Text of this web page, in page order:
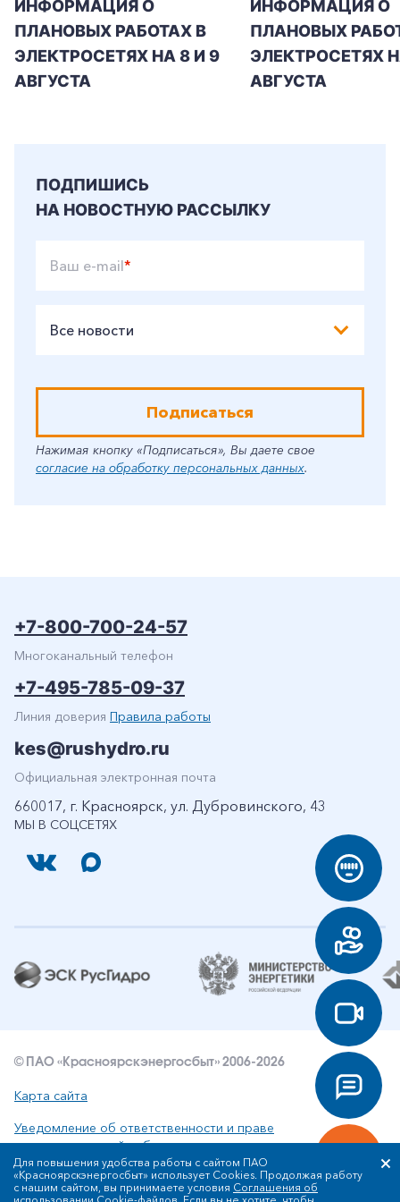
ИНФОРМАЦИЯ О
ПЛАНОВЫХ РАБОТАХ В
ЭЛЕКТРОСЕТЯХ НА 8 И 9
АВГУСТА
ИНФОРМАЦИЯ О
ПЛАНОВЫХ
ЭЛЕКТРОСЕТЯХ
АВГУСТА
ПОДПИШИСЬ
НА НОВОСТНУЮ РАССЫЛКУ
Ваш e-mail*
Все новости
Подписаться
Нажимая кнопку «Подписаться», Вы даете свое
согласие на обработку персональных данных.
МЫ В СОЦСЕТЯХ
+7-800-700-24-57
Многоканальный телефон
+7-495-785-09-37
Линия доверия Правила работы
kes@rushydro.ru
Официальная электронная почта
660017, г. Красноярск, ул. Дубровинского, 43
© ПАО «Красноярскэнергосбыт» 2006-2026
Карта сайта
Уведомление об ответственности и праве
интеллектуальной собственности
Политика ПАО «Красноярскэнергосбыт» в отношении
обработки персональных данных
Для повышения удобства работы с сайтом ПАО
«Красноярскэнергосбыт» использует Cookies. Продолжая работу
с нашим сайтом, вы принимаете условия Соглашения об